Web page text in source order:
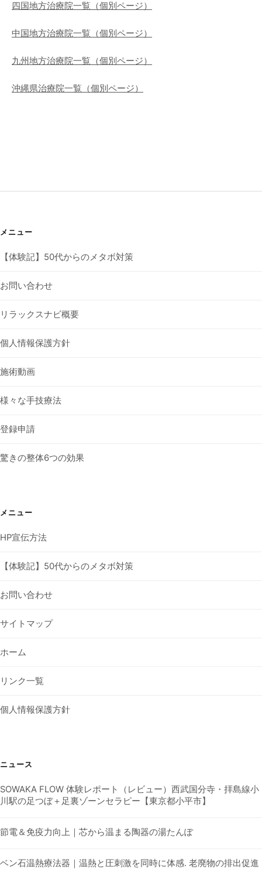
四国地方治療院一覧（個別ページ）
中国地方治療院一覧（個別ページ）
九州地方治療院一覧（個別ページ）
沖縄県治療院一覧（個別ページ）
メニュー
【体験記】50代からのメタボ対策
お問い合わせ
リラックスナビ概要
個人情報保護方針
施術動画
様々な手技療法
登録申請
驚きの整体6つの効果
メニュー
HP宣伝方法
【体験記】50代からのメタボ対策
お問い合わせ
サイトマップ
ホーム
リンク一覧
個人情報保護方針
ニュース
SOWAKA FLOW 体験レポート（レビュー）西武国分寺・拝島線小
川駅の足つぼ＋足裏ゾーンセラピー【東京都小平市】
節電＆免疫力向上｜芯から温まる陶器の湯たんぽ
ベン石温熱療法器｜温熱と圧刺激を同時に体感. 老廃物の排出促進